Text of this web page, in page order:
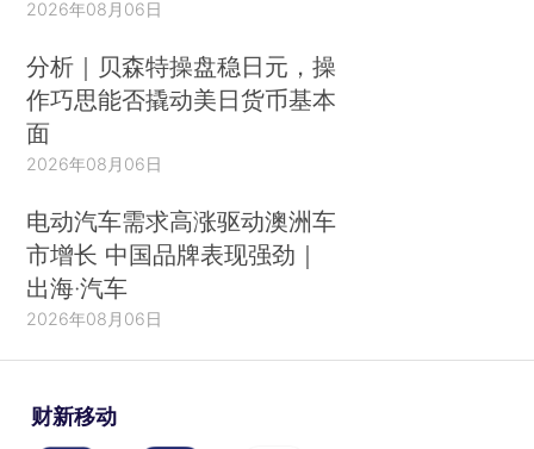
2026年08月06日
分析｜贝森特操盘稳日元，操
作巧思能否撬动美日货币基本
面
2026年08月06日
电动汽车需求高涨驱动澳洲车
市增长 中国品牌表现强劲｜
出海·汽车
2026年08月06日
财新移动